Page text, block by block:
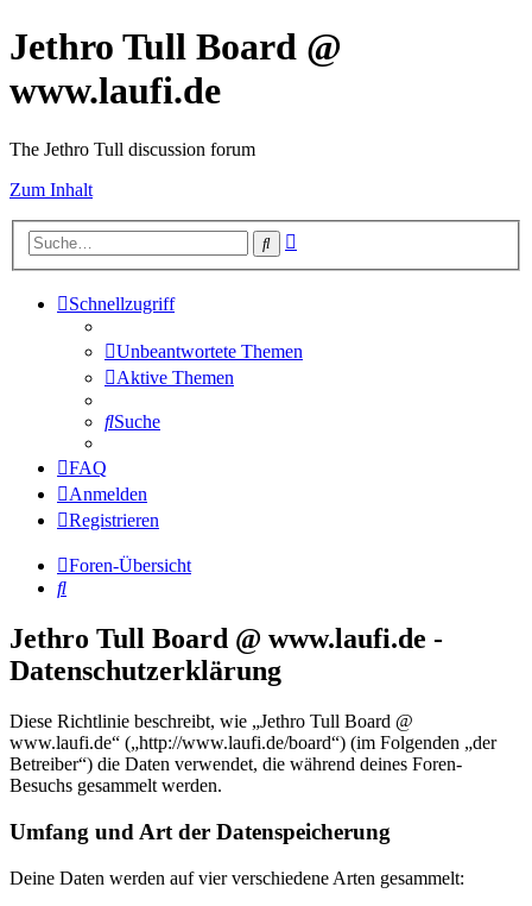
Jethro Tull Board @
www.laufi.de
The Jethro Tull discussion forum
Zum Inhalt
Suche
Schnellzugriff
Unbeantwortete Themen
Aktive Themen
Suche
FAQ
Anmelden
Registrieren
Foren-Übersicht
Suche
Jethro Tull Board @ www.laufi.de -
Datenschutzerklärung
Diese Richtlinie beschreibt, wie „Jethro Tull Board @
www.laufi.de“ („http://www.laufi.de/board“) (im Folgenden „der
Betreiber“) die Daten verwendet, die während deines Foren-
Besuchs gesammelt werden.
Umfang und Art der Datenspeicherung
Deine Daten werden auf vier verschiedene Arten gesammelt: